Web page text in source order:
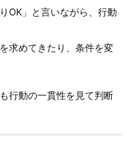
OK」と言いながら、行動
求めてきたり、条件を変
行動の一貫性を見て判断